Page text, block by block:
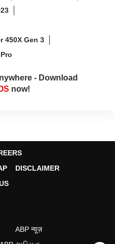
450X Gen 3
- Download
now!
DISCLAIMER
ABP न्यूज़